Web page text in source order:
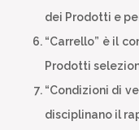
dei Prodotti e
“Carrello” è il
Prodotti
“Condizioni di
disciplinano il